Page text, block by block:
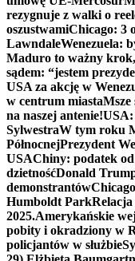
rezygnuje z walki o
oszustwamiChicago: 3
LawndaleWenezuela:
Maduro to ważny
sądem: “jestem
USA za akcję w
w centrum miastaMsze
na naszej antenie!USA:
SylwestraW tym roku
PółnocnejPrezydent
USAChiny: podatek
dzietnośćDonald
demonstrantów
Humboldt Park
2025.Amerykańskie
pobity i okradziony w
policjantów w służbie